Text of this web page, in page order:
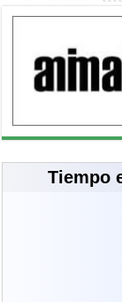
Tiempo